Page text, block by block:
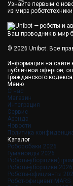
Узнайте первым о
из мира робототехники.
Ваш проводник в мир
© 2026 Unibot. Все
Информация на сайте
публичной офертой,
Гражданского
Меню
О нас
Магазин
Интеграция
Сервис
Аренда
Новости
Политика
Каталог
Робособаки 2026
Гуманоиды 2026
Роботы-
Роботы-уборщики 2026
Роботы-официанты
Робот-официант MARS